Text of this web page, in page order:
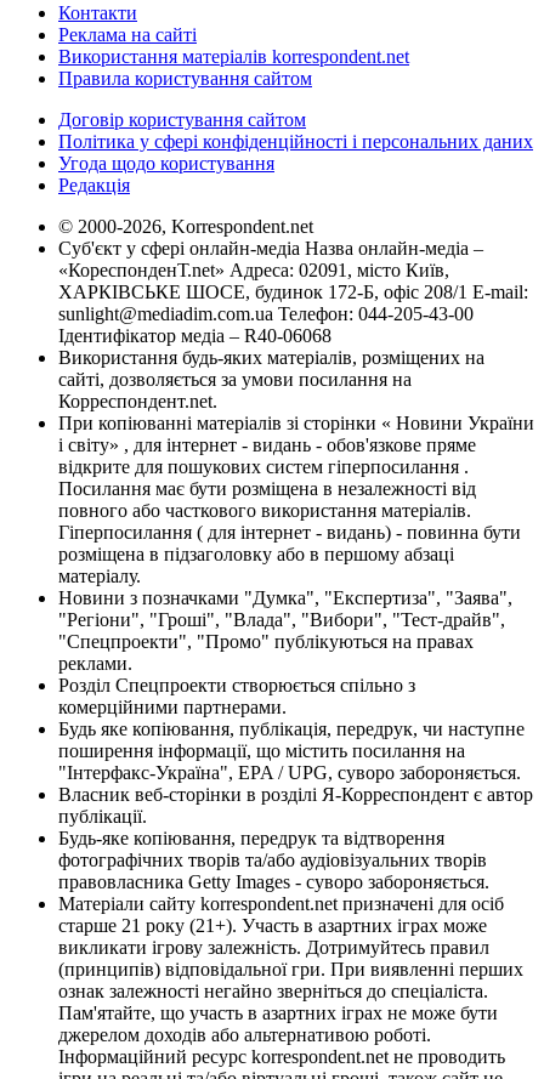
Контакти
Реклама на сайті
Використання матеріалів korrespondent.net
Правила користування сайтом
Договір користування сайтом
Політика у сфері конфіденційності і персональних даних
Угода щодо користування
Редакція
© 2000-2026, Korrespondent.net
Суб'єкт у сфері онлайн-медіа Назва онлайн-медіа –
«КореспонденТ.net» Адреса: 02091, місто Київ,
ХАРКІВСЬКЕ ШОСЕ, будинок 172-Б, офіс 208/1 E-mail:
sunlight@mediadim.com.ua Телефон: 044-205-43-00
Ідентифікатор медіа – R40-06068
Використання будь-яких матеріалів, розміщених на
сайті, дозволяється за умови посилання на
Корреспондент.net.
При копіюванні матеріалів зі сторінки « Новини України
і світу» , для інтернет - видань - обов'язкове пряме
відкрите для пошукових систем гіперпосилання .
Посилання має бути розміщена в незалежності від
повного або часткового використання матеріалів.
Гіперпосилання ( для інтернет - видань) - повинна бути
розміщена в підзаголовку або в першому абзаці
матеріалу.
Новини з позначками "Думка", "Експертиза", "Заява",
"Регіони", "Гроші", "Влада", "Вибори", "Тест-драйв",
"Спецпроекти", "Промо" публікуються на правах
реклами.
Розділ Спецпроекти створюється спільно з
комерційними партнерами.
Будь яке копіювання, публікація, передрук, чи наступне
поширення інформації, що містить посилання на
"Інтерфакс-Україна", EPA / UPG, суворо забороняється.
Власник веб-сторінки в розділі Я-Корреспондент є автор
публікації.
Будь-яке копіювання, передрук та відтворення
фотографічних творів та/або аудіовізуальних творів
правовласника Getty Images - суворо забороняється.
Матеріали сайту korrespondent.net призначені для осіб
старше 21 року (21+). Участь в азартних іграх може
викликати ігрову залежність. Дотримуйтесь правил
(принципів) відповідальної гри. При виявленні перших
ознак залежності негайно зверніться до спеціаліста.
Пам'ятайте, що участь в азартних іграх не може бути
джерелом доходів або альтернативою роботі.
Інформаційний ресурс korrespondent.net не проводить